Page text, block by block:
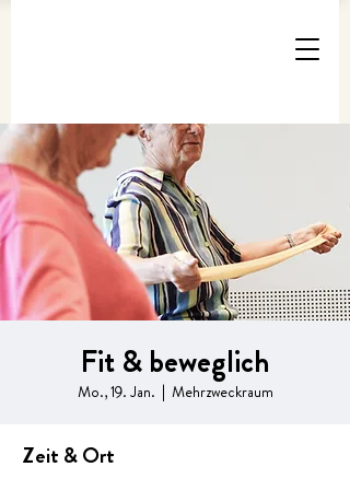
Fit & beweglich
Mo., 19. Jan.
  |
Mehrzweckraum
Zeit & Ort